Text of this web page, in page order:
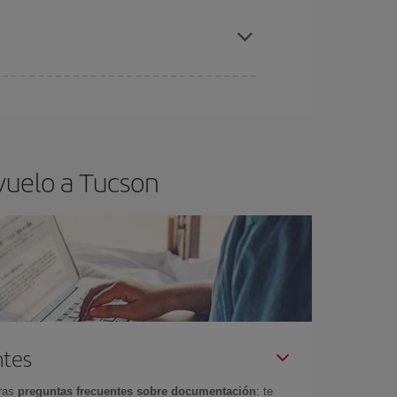
a Tucson
preguntas frecuentes sobre documentación: te